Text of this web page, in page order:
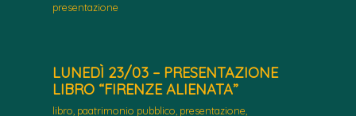
presentazione
LUNEDÌ 23/03 – PRESENTAZIONE
LIBRO “FIRENZE ALIENATA”
libro paatrimonio pubblico presentazione